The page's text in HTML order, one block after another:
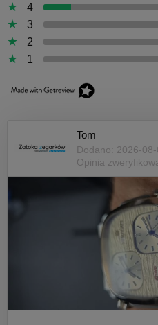
4
3
2
1
Tom
Dodano: 2026-08-
Opinia